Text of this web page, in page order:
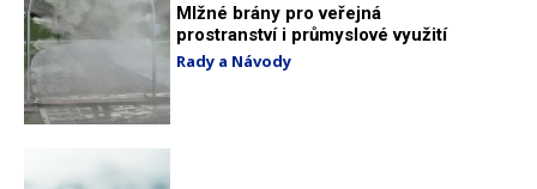
Mlžné brány pro veřejná
prostranství i průmyslové využití
Rady a Návody